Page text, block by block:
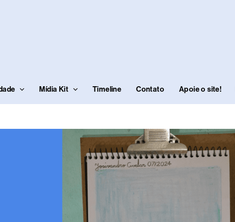
Mídia Kit Timeline Contato Apoie o site!